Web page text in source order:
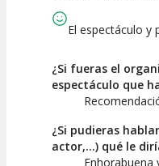
El espectáculo y
¿Si fueras el
espectáculo que
¿Si pudieras
actor,...) qué le
Enhorabuena